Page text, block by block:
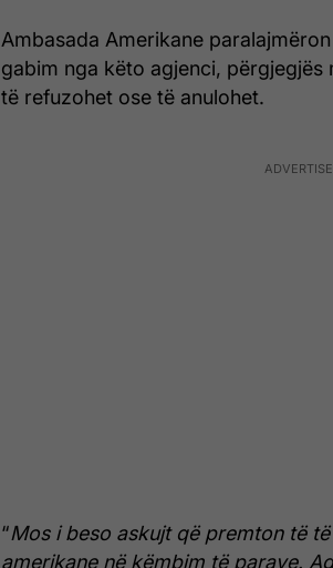
Ambasada Amerikane
gabim nga këto agjenci,
të refuzohet ose të anulohet.
“Mos i beso askujt që premton të
amerikane në këmbim të parave.